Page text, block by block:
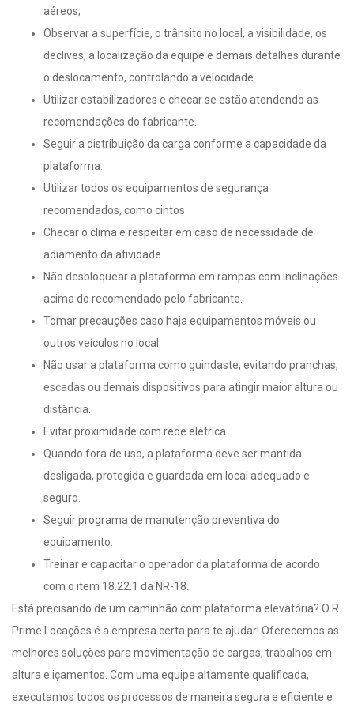
aéreos;
Observar a superfície, o trânsito no local, a visibilidade, os
declives, a localização da equipe e demais detalhes durante
o deslocamento, controlando a velocidade.
Utilizar estabilizadores e checar se estão atendendo as
recomendações do fabricante.
Seguir a distribuição da carga conforme a capacidade da
plataforma.
Utilizar todos os equipamentos de segurança
recomendados, como cintos.
Checar o clima e respeitar em caso de necessidade de
adiamento da atividade.
Não desbloquear a plataforma em rampas com inclinações
acima do recomendado pelo fabricante.
Tomar precauções caso haja equipamentos móveis ou
outros veículos no local.
Não usar a plataforma como guindaste, evitando pranchas,
escadas ou demais dispositivos para atingir maior altura ou
distância.
Evitar proximidade com rede elétrica.
Quando fora de uso, a plataforma deve ser mantida
desligada, protegida e guardada em local adequado e
seguro.
Seguir programa de manutenção preventiva do
equipamento.
Treinar e capacitar o operador da plataforma de acordo
com o item 18.22.1 da NR-18.
Está precisando de um caminhão com plataforma elevatória? O R
Prime Locações é a empresa certa para te ajudar! Oferecemos as
melhores soluções para movimentação de cargas, trabalhos em
altura e içamentos. Com uma equipe altamente qualificada,
executamos todos os processos de maneira segura e eficiente e